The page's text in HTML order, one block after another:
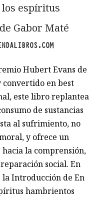
espíritus
Gabor Maté
Hubert Evans de
convertido en best
este libro replantea
de sustancias
al sufrimiento, no
y ofrece un
la comprensión,
social. En
la Introducción de En
hambrientos